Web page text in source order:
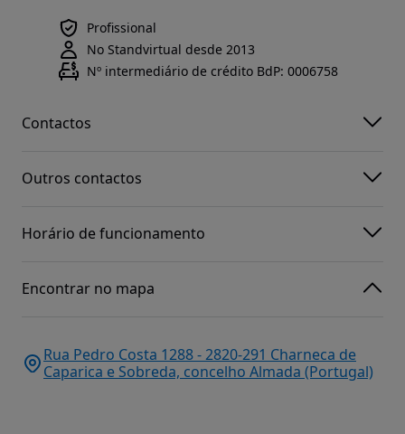
Profissional
No Standvirtual desde 2013
Nº intermediário de crédito BdP: 0006758
Contactos
Outros contactos
Horário de funcionamento
Encontrar no mapa
Rua Pedro Costa 1288 - 2820-291 Charneca de
Caparica e Sobreda, concelho Almada (Portugal)